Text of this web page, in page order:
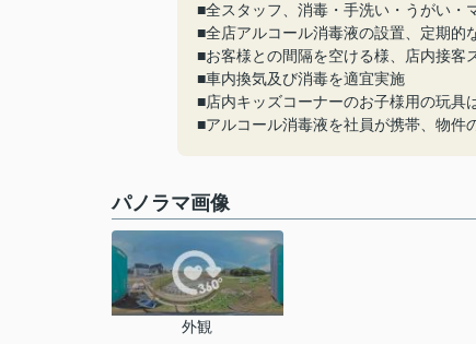
■全スタッフ、消毒・手洗い・うがい・
■全店アルコール消毒液の設置、定期的
■お客様との間隔を空ける様、店内接客
■車内換気及び消毒を適宜実施
■店内キッズコーナーのお子様用の玩具
■アルコール消毒液を社員が携帯、物件
パノラマ画像
外観